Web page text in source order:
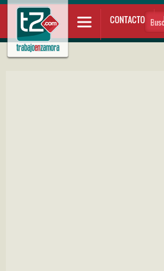
CONTACTO